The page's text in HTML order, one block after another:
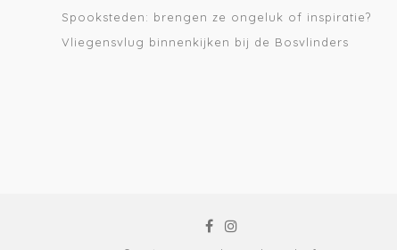
Spooksteden: brengen ze ongeluk of inspiratie?
Vliegensvlug binnenkijken bij de Bosvlinders